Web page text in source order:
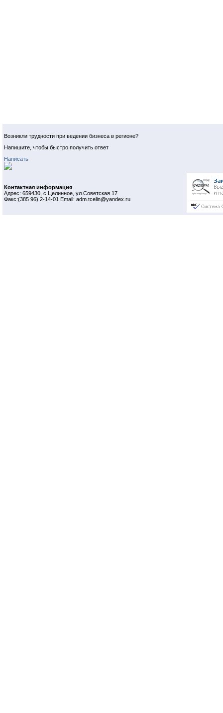
Возникли трудности при ведении бизнеса в регионе?
Напишите, чтобы быстро получить ответ
Написать
Контактная информация
Адрес: 659430, с.Целинное, ул.Советская 17
Факс:(385 96) 2-14-01 Email: adm.tcelin@yandex.ru